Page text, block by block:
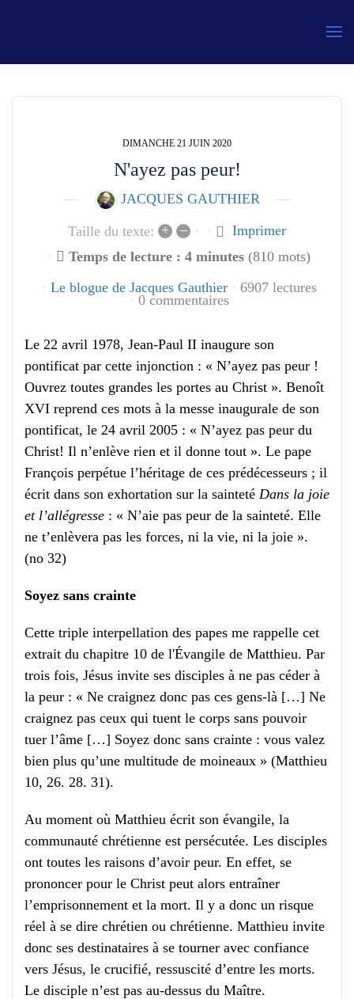
DIMANCHE 21 JUIN 2020
N'ayez pas peur!
JACQUES GAUTHIER
Taille du texte: + –
Imprimer
Temps de lecture : 4 minutes (810 mots)
Le blogue de Jacques Gauthier
6907 lectures
0 commentaires
Le 22 avril 1978, Jean-Paul II inaugure son
pontificat par cette injonction : « N’ayez pas peur !
Ouvrez toutes grandes les portes au Christ ». Benoît
XVI reprend ces mots à la messe inaugurale de son
pontificat, le 24 avril 2005 : « N’ayez pas peur du
Christ! Il n’enlève rien et il donne tout ». Le pape
François perpétue l’héritage de ces prédécesseurs ; il
écrit dans son exhortation sur la sainteté Dans la joie
et l’allégresse : « N’aie pas peur de la sainteté. Elle
ne t’enlèvera pas les forces, ni la vie, ni la joie ».
(no 32)
Soyez sans crainte
Cette triple interpellation des papes me rappelle cet
extrait du chapitre 10 de l'Évangile de Matthieu. Par
trois fois, Jésus invite ses disciples à ne pas céder à
la peur : « Ne craignez donc pas ces gens-là […] Ne
craignez pas ceux qui tuent le corps sans pouvoir
tuer l’âme […] Soyez donc sans crainte : vous valez
bien plus qu’une multitude de moineaux » (Matthieu
10, 26. 28. 31).
Au moment où Matthieu écrit son évangile, la
communauté chrétienne est persécutée. Les disciples
ont toutes les raisons d’avoir peur. En effet, se
prononcer pour le Christ peut alors entraîner
l’emprisonnement et la mort. Il y a donc un risque
réel à se dire chrétien ou chrétienne. Matthieu invite
donc ses destinataires à se tourner avec confiance
vers Jésus, le crucifié, ressuscité d’entre les morts.
Le disciple n’est pas au-dessus du Maître.